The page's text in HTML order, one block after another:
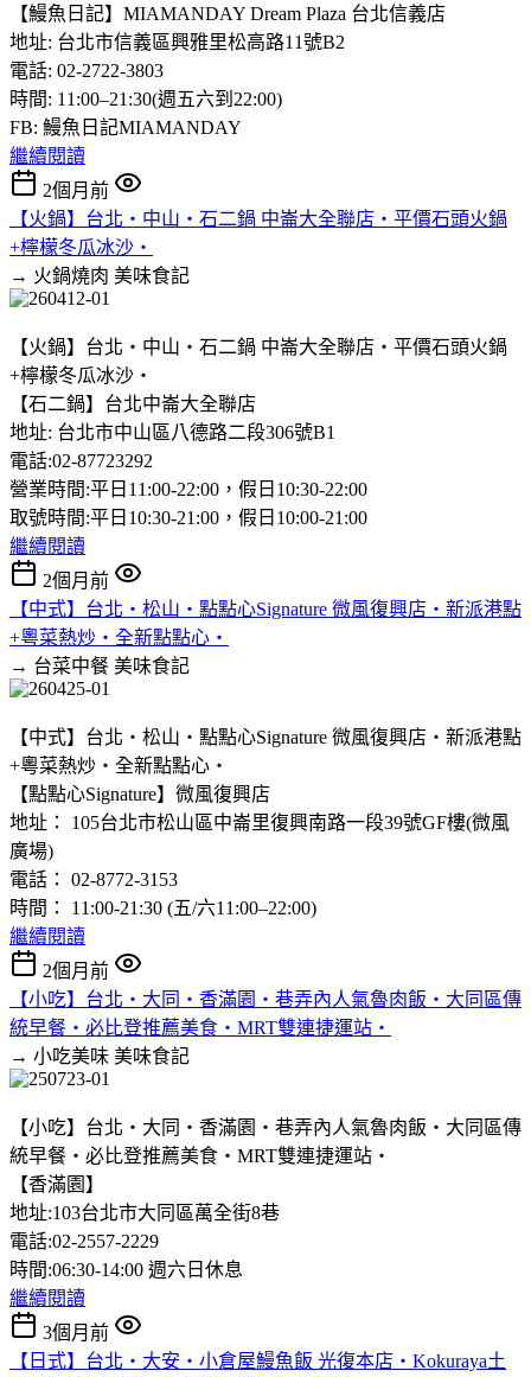
【鰻魚日記】MIAMANDAY Dream Plaza 台北信義店
地址: 台北市信義區興雅里松高路11號B2
電話: 02-2722-3803
時間: 11:00–21:30(週五六到22:00)
FB: 鰻魚日記MIAMANDAY
繼續閱讀
2個月前
【火鍋】台北‧中山‧石二鍋 中崙大全聯店‧平價石頭火鍋
+檸檬冬瓜冰沙‧
→ 火鍋燒肉 美味食記
【火鍋】台北‧中山‧石二鍋 中崙大全聯店‧平價石頭火鍋
+檸檬冬瓜冰沙‧
【石二鍋】台北中崙大全聯店
地址: 台北市中山區八德路二段306號B1
電話:02-87723292
營業時間:平日11:00-22:00，假日10:30-22:00
取號時間:平日10:30-21:00，假日10:00-21:00
繼續閱讀
2個月前
【中式】台北‧松山‧點點心Signature 微風復興店‧新派港點
+粵菜熱炒‧全新點點心‧
→ 台菜中餐 美味食記
【中式】台北‧松山‧點點心Signature 微風復興店‧新派港點
+粵菜熱炒‧全新點點心‧
【點點心Signature】微風復興店
地址： 105台北市松山區中崙里復興南路一段39號GF樓(微風
廣場)
電話： 02-8772-3153
時間： 11:00-21:30 (五/六11:00–22:00)
繼續閱讀
2個月前
【小吃】台北‧大同‧香滿園‧巷弄內人氣魯肉飯‧大同區傳
統早餐‧必比登推薦美食‧MRT雙連捷運站‧
→ 小吃美味 美味食記
【小吃】台北‧大同‧香滿園‧巷弄內人氣魯肉飯‧大同區傳
統早餐‧必比登推薦美食‧MRT雙連捷運站‧
【香滿園】
地址:103台北市大同區萬全街8巷
電話:02-2557-2229
時間:06:30-14:00 週六日休息
繼續閱讀
3個月前
【日式】台北‧大安‧小倉屋鰻魚飯 光復本店‧Kokuraya土